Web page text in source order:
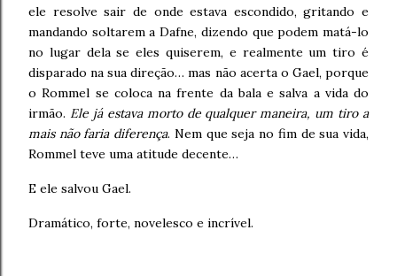
ele resolve sair de onde estava escondido, gritando e
mandando soltarem a Dafne, dizendo que podem matá-lo
no lugar dela se eles quiserem, e realmente um tiro é
disparado na sua direção… mas não acerta o Gael, porque
o Rommel se coloca na frente da bala e salva a vida do
irmão. Ele já estava morto de qualquer maneira, um tiro a
mais não faria diferença. Nem que seja no fim de sua vida,
Rommel teve uma atitude decente…
E ele salvou Gael.
Dramático, forte, novelesco e incrível.